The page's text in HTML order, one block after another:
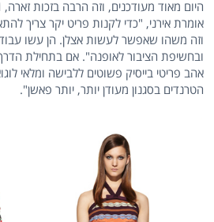
אומרת אירני, "כדי לקנות פריט יקר צריך
וזה משהו שאפשר לעשות אצלן. הן עשו
ובחשיפת הציבור לאופנה". אם בתחילת
אהב פריטי בייסיק פשוטים ללבישה ומלאי
הטרנדים בסגנון מעודן יותר, יותר פאשן".